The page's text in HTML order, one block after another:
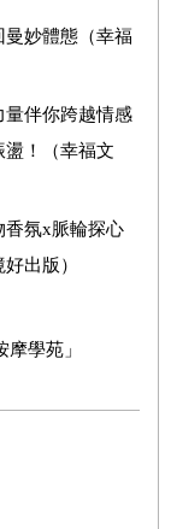
曼妙體態（幸福
量伴你跨越情感
！（幸福文
香氛x脈輪探心
出版）
學苑」